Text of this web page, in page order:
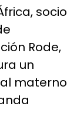
socio
Rode,
un
materno